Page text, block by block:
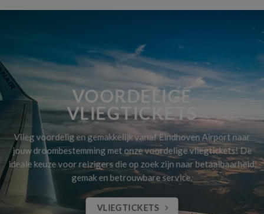
VOORDELIGE
VLIEGTICKETS
Vlieg voordelig en gemakkelijk vanaf Eindhoven Airport naar
jouw droombestemming met onze voordelige vliegtickets! De
ideale keuze voor reizigers die op zoek zijn naar betaalbaarheid,
gemak en betrouwbare service.
VLIEGTICKETS